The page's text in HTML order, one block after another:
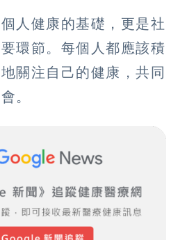
人健康的基礎，更是社
環節。每個人都應該積
關注自己的健康，共同
。